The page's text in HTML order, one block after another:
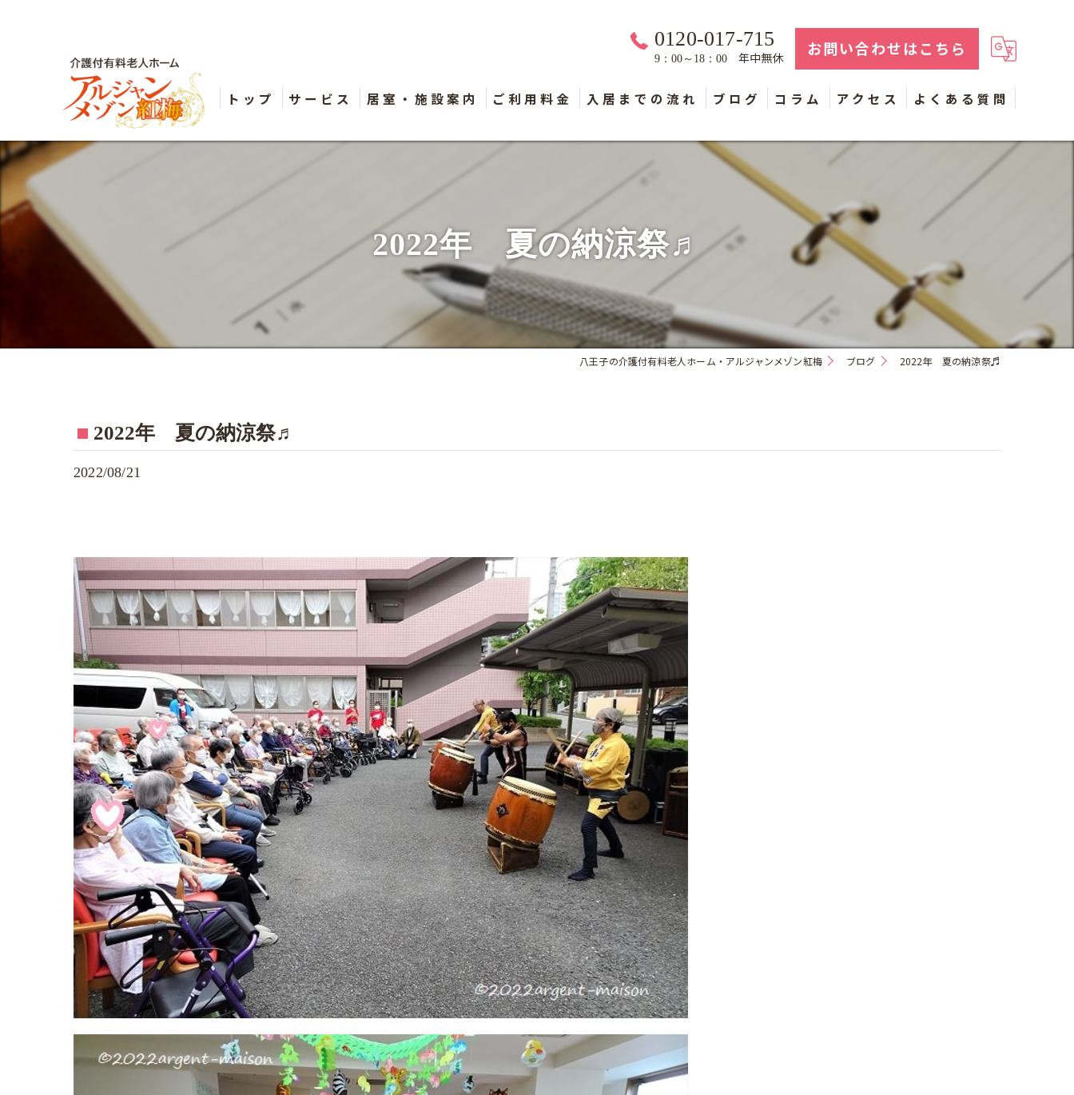
0120-017-715
9：00～18：00 年中無休 お問い合わせはこちら
トップ サービス 居室・施設案内 ご利用料金 入居までの流れ ブログ コラム アクセス よくある質問
2022年 夏の納涼祭♬
八王子の介護付有料老人ホーム・アルジャンメゾン紅梅 ブログ 2022年 夏の納涼祭♬
2022年 夏の納涼祭♬
2022/08/21